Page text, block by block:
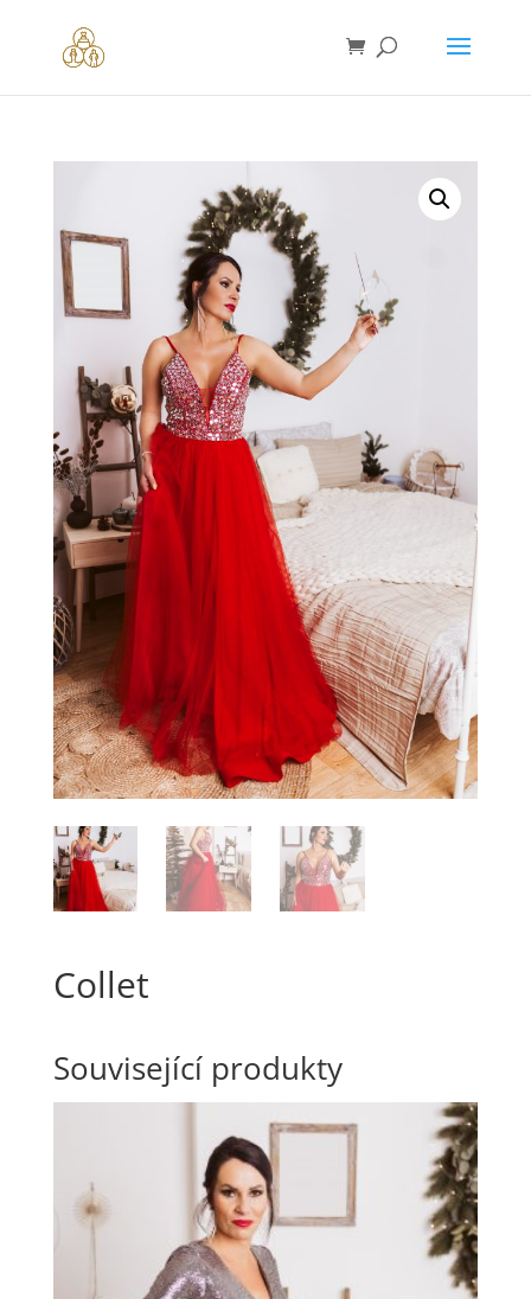
Collet
Související produkty